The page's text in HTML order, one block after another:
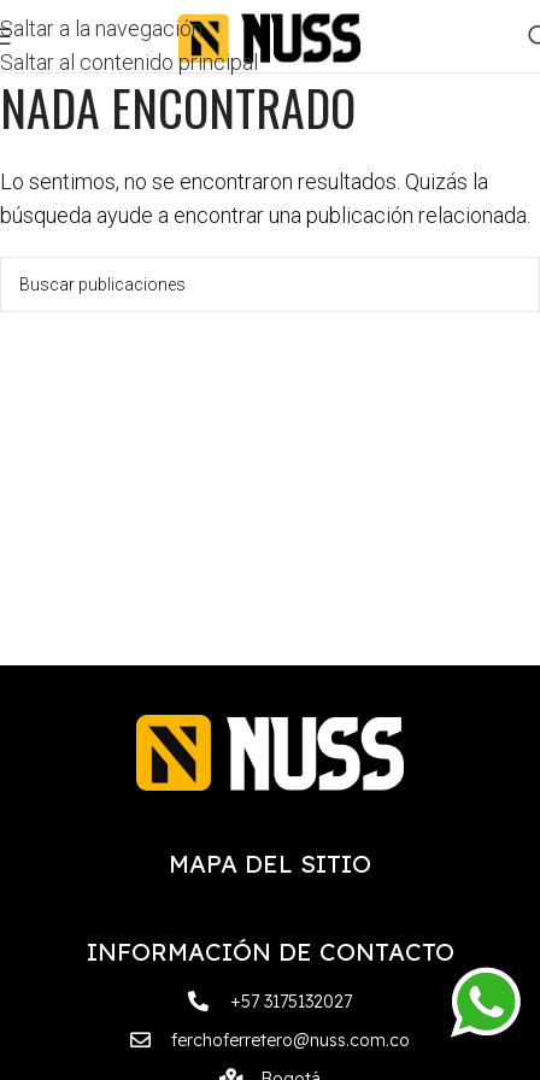
Saltar a la navegación
Saltar al contenido principal
NADA ENCONTRADO
Lo sentimos, no se encontraron resultados. Quizás la
búsqueda ayude a encontrar una publicación relacionada.
MAPA DEL SITIO
INFORMACIÓN DE CONTACTO
+57 3175132027
ferchoferretero@nuss.com.co